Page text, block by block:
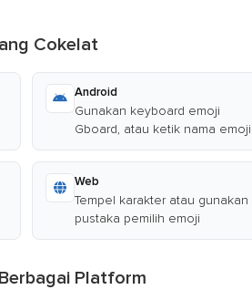
Cokelat
Android
Gunakan keyboard emoji
Gboard, atau ketik nama emoji
Web
Tempel karakter atau gunakan
pustaka pemilih emoji
Platform